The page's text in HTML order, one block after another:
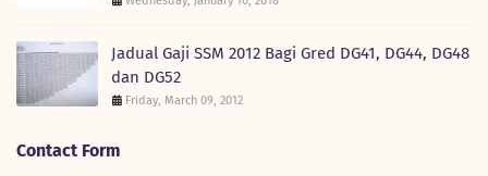
Jadual Gaji SSM 2012 Bagi Gred DG41, DG44, DG48
dan DG52
Friday, March 09, 2012
Contact Form